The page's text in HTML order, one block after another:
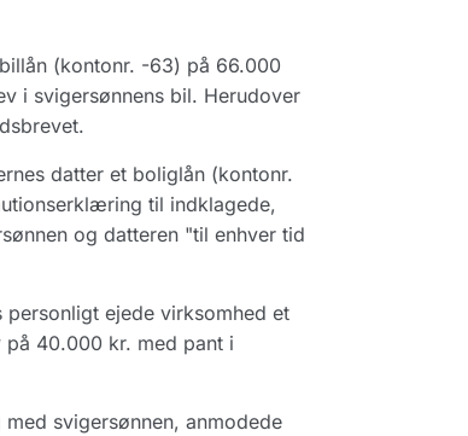
(kontonr. -63) på 66.000
i svigersønnens bil. Herudover
datter et boliglån (kontonr.
til indklagede,
og datteren "til enhver tid
ejede virksomhed et
40.000 kr. med pant i
svigersønnen, anmodede